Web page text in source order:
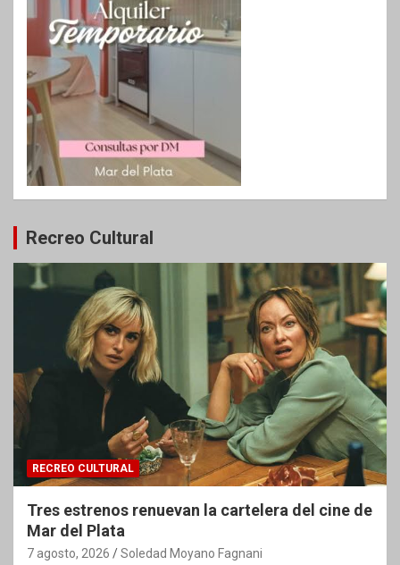
Recreo Cultural
RECREO CULTURAL
Tres estrenos renuevan la cartelera del cine de
Mar del Plata
7 agosto, 2026 Soledad Moyano Fagnani